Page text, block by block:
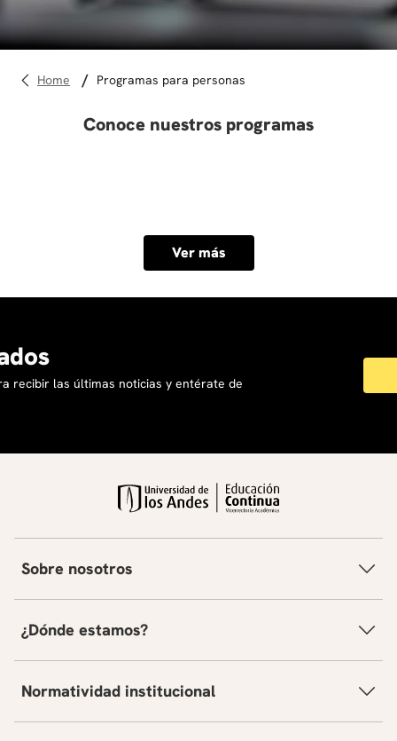
diseño
programas para personas
Conoce nuestros programas
Ver más
recibir las últimas noticias y entérate de
Sobre nosotros
¿Dónde estamos?
Normatividad institucional